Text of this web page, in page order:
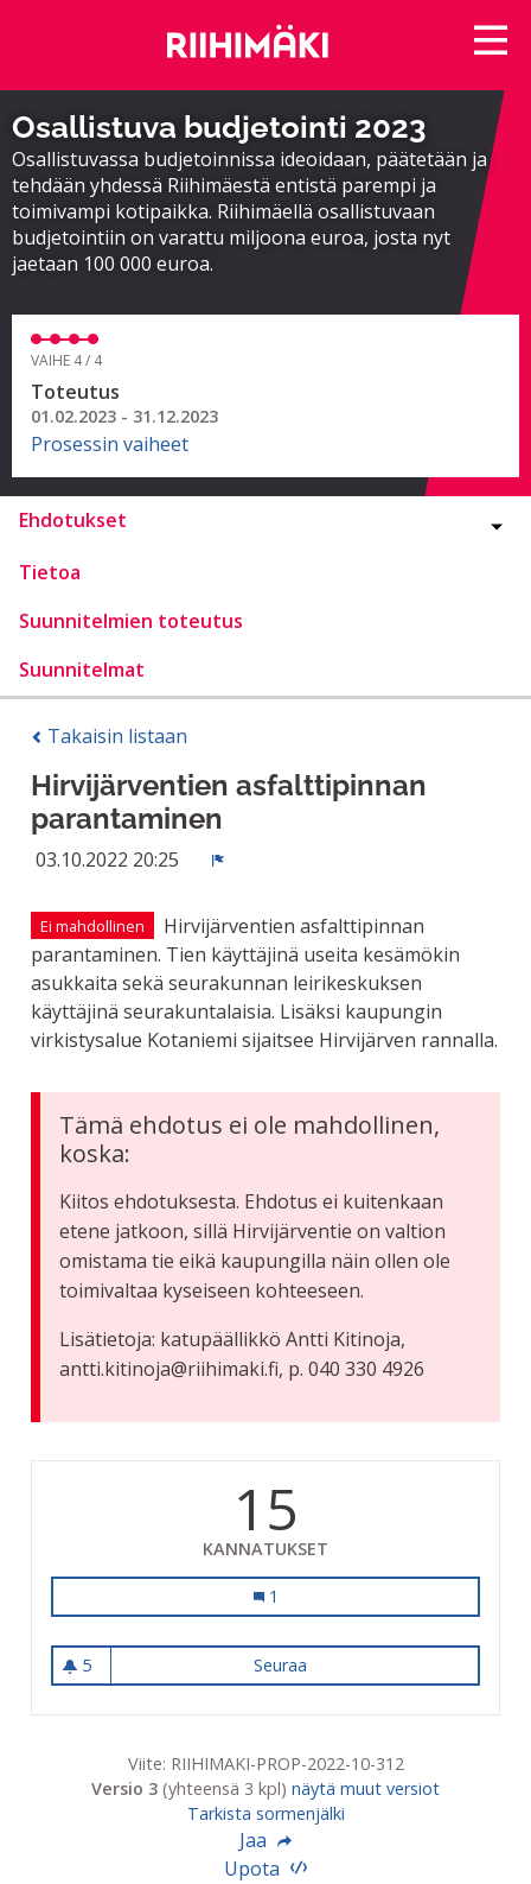
Osallistuva budjetointi 2023
Osallistuvassa budjetoinnissa ideoidaan, päätetään ja
tehdään yhdessä Riihimäestä entistä parempi ja
toimivampi kotipaikka. Riihimäellä osallistuvaan
budjetointiin on varattu miljoona euroa, josta nyt
jaetaan 100 000 euroa.
VAIHE 4 / 4
Toteutus
01.02.2023 - 31.12.2023
Prosessin vaiheet
Ehdotukset
Tietoa
Suunnitelmien toteutus
Suunnitelmat
Takaisin listaan
Hirvijärventien asfalttipinnan
parantaminen
03.10.2022 20:25
Ei mahdollinen
Hirvijärventien asfalttipinnan
parantaminen. Tien käyttäjinä useita kesämökin
asukkaita sekä seurakunnan leirikeskuksen
käyttäjinä seurakuntalaisia. Lisäksi kaupungin
virkistysalue Kotaniemi sijaitsee Hirvijärven rannalla.
Tämä ehdotus ei ole mahdollinen,
koska:
Kiitos ehdotuksesta. Ehdotus ei kuitenkaan
etene jatkoon, sillä Hirvijärventie on valtion
omistama tie eikä kaupungilla näin ollen ole
toimivaltaa kyseiseen kohteeseen.
Lisätietoja: katupäällikkö Antti Kitinoja,
antti.kitinoja@riihimaki.fi, p. 040 330 4926
15
KANNATUKSET
Hirvijärventien asfalttipinnan
1
5
5 seuraajaa
Seuraa
Viite: RIIHIMAKI-PROP-2022-10-312
Versio 3 (yhteensä 3 kpl) näytä muut versiot
Tarkista sormenjälki
Jaa
Upota